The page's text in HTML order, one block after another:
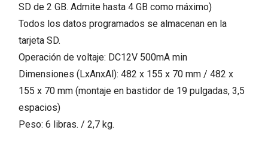
SD de 2 GB. Admite hasta 4 GB como máximo)
Todos los datos programados se almacenan en la
tarjeta SD.
Operación de voltaje: DC12V 500mA min
Dimensiones (LxAnxAl): 482 x 155 x 70 mm / 482 x
155 x 70 mm (montaje en bastidor de 19 pulgadas, 3,5
espacios)
Peso: 6 libras. / 2,7 kg.